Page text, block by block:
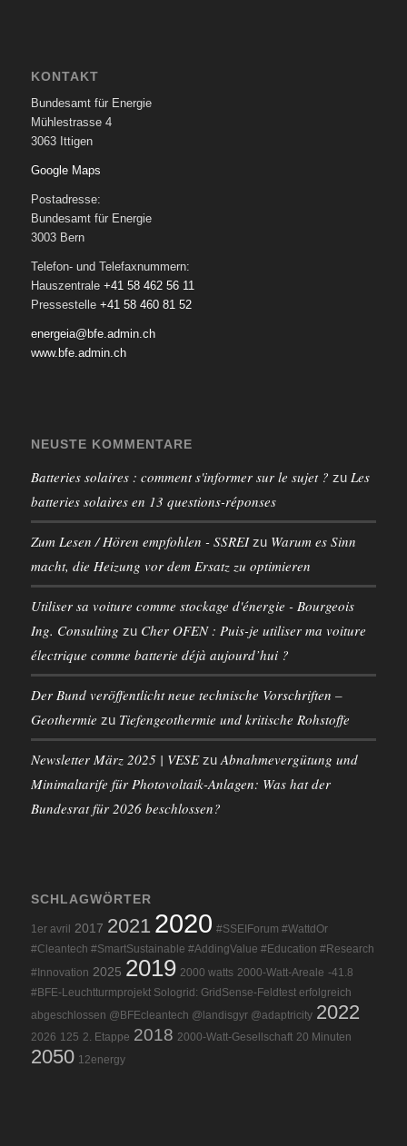
KONTAKT
Bundesamt für Energie
Mühlestrasse 4
3063 Ittigen
Google Maps
Postadresse:
Bundesamt für Energie
3003 Bern
Telefon- und Telefaxnummern:
Hauszentrale +41 58 462 56 11
Pressestelle +41 58 460 81 52
energeia@bfe.admin.ch
www.bfe.admin.ch
NEUSTE KOMMENTARE
Batteries solaires : comment s'informer sur le sujet ? zu Les
batteries solaires en 13 questions-réponses
Zum Lesen / Hören empfohlen - SSREIzu Warum es Sinn
macht, die Heizung vor dem Ersatz zu optimieren
Utiliser sa voiture comme stockage d'énergie - Bourgeois
Ing. Consulting zu Cher OFEN : Puis-je utiliser ma voiture
électrique comme batterie déjà aujourd’hui ?
Der Bund veröffentlicht neue technische Vorschriften –
Geothermie zu Tiefengeothermie und kritische Rohstoffe
Newsletter März 2025 | VESEzu Abnahmevergütung und
Minimaltarife für Photovoltaik-Anlagen: Was hat der
Bundesrat für 2026 beschlossen?
SCHLAGWÖRTER
1er avril 2017 2021 2020 #SSEIForum #WattdOr
#Cleantech #SmartSustainable #AddingValue #Education #Research
#Innovation 2025 2019 2000 watts 2000-Watt-Areale -41.8
#BFE-Leuchtturmprojekt Sologrid: GridSense-Feldtest erfolgreich
abgeschlossen @BFEcleantech @landisgyr @adaptricity 2022
2026 125 2. Etappe 2018 2000-Watt-Gesellschaft 20 Minuten
2050 12energy